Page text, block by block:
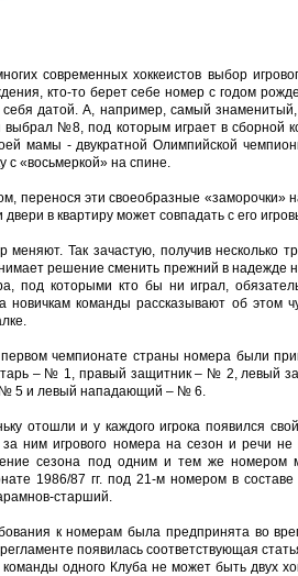
современных хоккеистов выбор
кто-то берет себе номер с годом
датой. А, например, самый знаменитый,
№8, под которым играет в сборной
мамы - двукратной Олимпийской
с «восьмеркой» на спине.
перенося эти своеобразные «заморочки»
в квартиру может совпадать с его
Так зачастую, получив несколько
решение сменить прежний в надежде
под которыми кто бы ни играл,
новичкам команды рассказывают об этом
чемпионате страны номера были
– № 1, правый защитник – № 2, левый
5 и левый нападающий – № 6.
отошли и у каждого игрока появился
ним игрового номера на сезон и речи
сезона под одним и тем же номером
1986/87 гг. под 21-м номером в составе
старший.
к номерам была предпринята во
появилась соответствующая
одного Клуба не может быть двух